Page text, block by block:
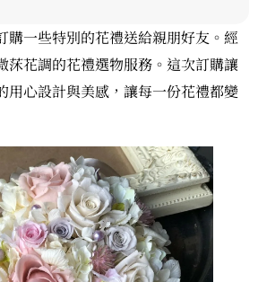
購一些特別的花禮送給親朋好友。經
莯花調的花禮選物服務。這次訂購讓
用心設計與美感，讓每一份花禮都變